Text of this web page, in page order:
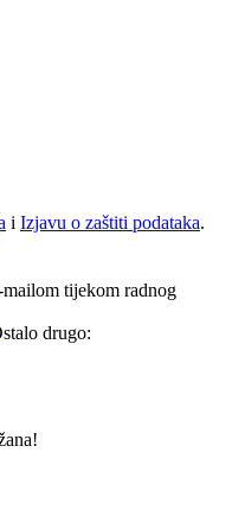
i Izjavu o zaštiti podataka.
tijekom radnog
drugo: